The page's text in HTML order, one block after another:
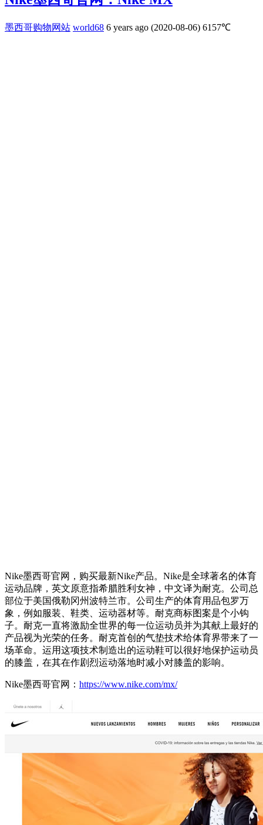
墨西哥购物网站 world68 6 years ago (2020-08-06) 6157℃
Nike墨西哥官网，购买最新Nike产品。Nike是全球著名的体育
运动品牌，英文原意指希腊胜利女神，中文译为耐克。公司总
部位于美国俄勒冈州波特兰市。公司生产的体育用品包罗万
象，例如服装、鞋类、运动器材等。耐克商标图案是个小钩
子。耐克一直将激励全世界的每一位运动员并为其献上最好的
产品视为光荣的任务。耐克首创的气垫技术给体育界带来了一
场革命。运用这项技术制造出的运动鞋可以很好地保护运动员
的膝盖，在其在作剧烈运动落地时减小对膝盖的影响。
Nike墨西哥官网： https://www.nike.com/mx/